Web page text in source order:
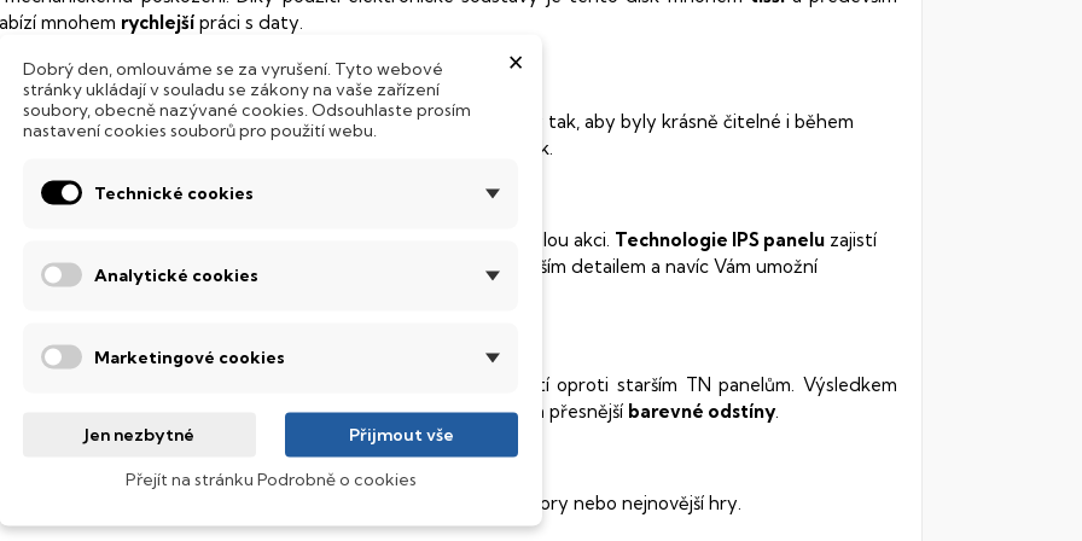
mnohem rychlejší práci s daty.
klávesnice
systém úsporných LED diod osvítí jednotlivé klávesy tak, aby byly krásně čitelné i během
noci, stále však decentně, aby nikterak nedráždily Váš zrak.
frekvence 144 Hz
s obnovovací frekvencí
, který nabízí dokonale plynulou akci. Technologie IPS panelu zajistí
nádherné barvy, ostře čistý obraz s každým sebejemnějším detailem a navíc Vám umožní
obraz z jakéhokoliv úhlu
technologie IPS
krystaly disponují zcela odlišnou světelnou propustností oproti starším TN panelům. Výsledkem
široké pozorovací úhly (téměr 180°), lepší úroveňkontrastu a přesnější barevné odstíny.
Core™ i7
a rychlý procesor, který zvládne i náročné grafické editory nebo nejnovější hry.
×
Dobrý den, omlouváme se za vyrušení. Tyto webové
stránky ukládají v souladu se zákony na vaše zařízení
soubory, obecně nazývané cookies. Odsouhlaste prosím
nastavení cookies souborů pro použití webu.
Technické cookies
Analytické cookies
Marketingové cookies
Jen nezbytné Přijmout vše
Přejít na stránku Podrobně o cookies